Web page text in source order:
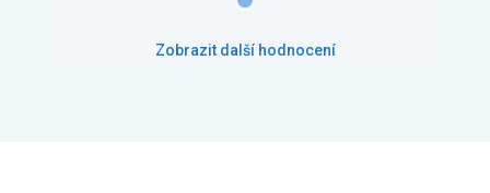
Zobrazit další hodnocení